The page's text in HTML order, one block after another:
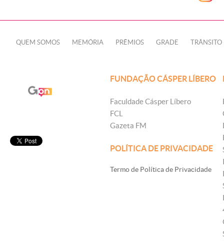
QUEM SOMOS MEMÓRIA PRÊMIOS GRADE TRÂNSITO
FUNDAÇÃO CÁSPER LÍBERO
Faculdade Cásper Líbero
FCL
Gazeta FM
POLÍTICA DE PRIVACIDADE
Termo de Política de Privacidade